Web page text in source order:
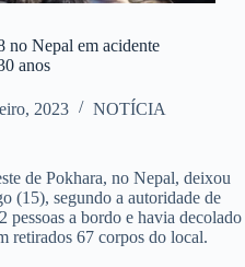
no Nepal em acidente
anos
2023 NOTÍCIA
de Pokhara, no Nepal, deixou
(15), segundo a autoridade de
a bordo e havia decolado
retirados 67 corpos do local.